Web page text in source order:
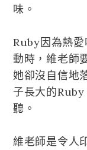
味。
Ruby因為熱
動時，維老師
她卻沒自信地
子長大的
聽。
維老師是令人